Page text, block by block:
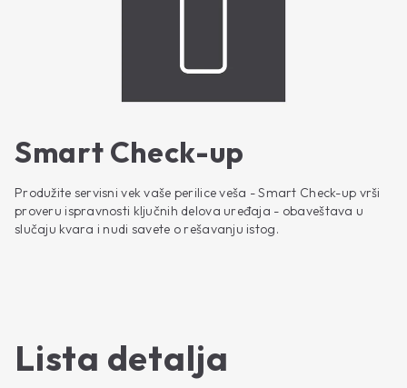
Smart Check-up
Produžite servisni vek vaše perilice veša - Smart Check-up vrši
proveru ispravnosti ključnih delova uređaja - obaveštava u
slučaju kvara i nudi savete o rešavanju istog.
Lista detalja